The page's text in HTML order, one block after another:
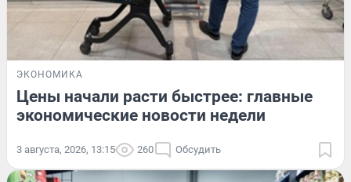
ЭКОНОМИКА
Цены начали расти быстрее: главные
экономические новости недели
3 августа, 2026, 13:15 260 Обсудить